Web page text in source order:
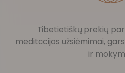
Tibetietiškų prekių
meditacijos užsiėmimai,
ir